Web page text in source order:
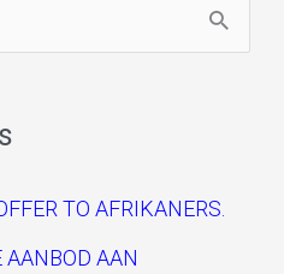
TO AFRIKANERS.
AAN